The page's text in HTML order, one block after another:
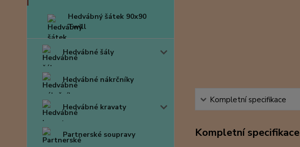
Hedvábný šátek 90x90
Twill
Hedvábné šály
Hedvábné nákrčníky
Hedvábné kravaty
Partnerské soupravy
Kompletní specifikace
Kompletní specifikace